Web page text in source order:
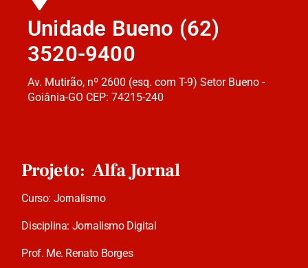
Unidade Bueno (62)
3520-9400
Av. Mutirão, nº 2600 (esq. com T-9) Setor Bueno -
Goiânia-GO CEP: 74215-240
Projeto: Alfa Jornal
Curso: Jornalismo
Disciplina: Jornalismo Digital
Prof. Me. Renato Borges